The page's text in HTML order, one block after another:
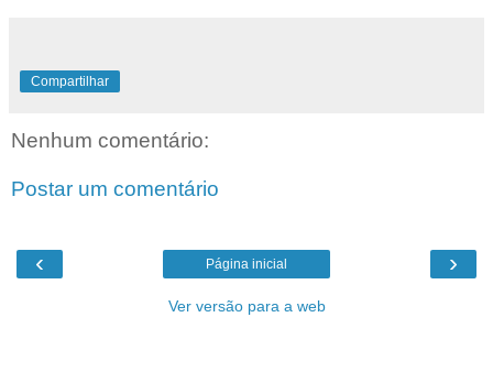
Compartilhar
Nenhum comentário:
Postar um comentário
‹ ›
Página inicial
Ver versão para a web